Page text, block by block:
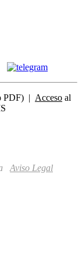
PDF) | Acceso al
Aviso Legal